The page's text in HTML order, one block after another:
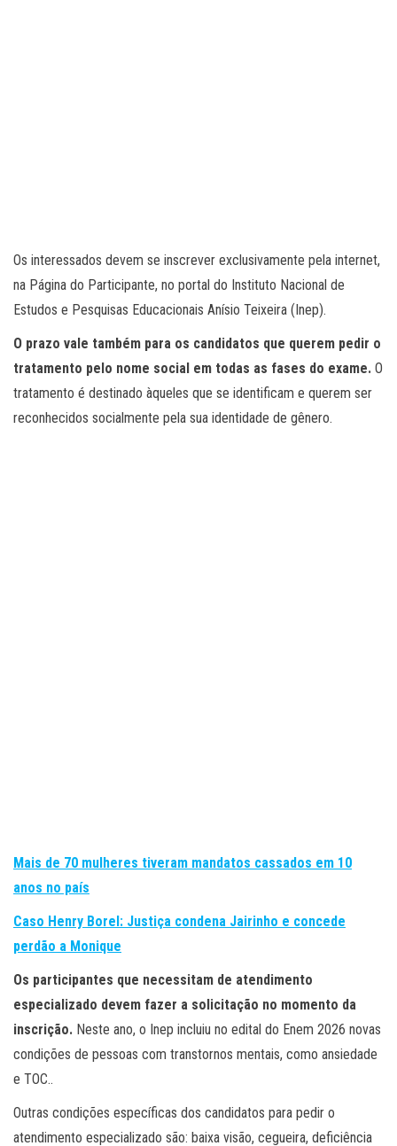
Os interessados devem se inscrever exclusivamente pela internet,
na Página do Participante, no portal do Instituto Nacional de
Estudos e Pesquisas Educacionais Anísio Teixeira (Inep).
O prazo vale também para os candidatos que querem pedir o
tratamento pelo nome social em todas as fases do exame. O
tratamento é destinado àqueles que se identificam e querem ser
reconhecidos socialmente pela sua identidade de gênero.
Mais de 70 mulheres tiveram mandatos cassados em 10
anos no país
Caso Henry Borel: Justiça condena Jairinho e concede
perdão a Monique
Os participantes que necessitam de atendimento
especializado devem fazer a solicitação no momento da
inscrição. Neste ano, o Inep incluiu no edital do Enem 2026 novas
condições de pessoas com transtornos mentais, como ansiedade
e TOC..
Outras condições específicas dos candidatos para pedir o
atendimento especializado são: baixa visão, cegueira, deficiência